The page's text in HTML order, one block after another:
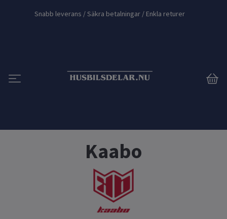
Snabb leverans / Säkra betalningar / Enkla returer
Kaabo